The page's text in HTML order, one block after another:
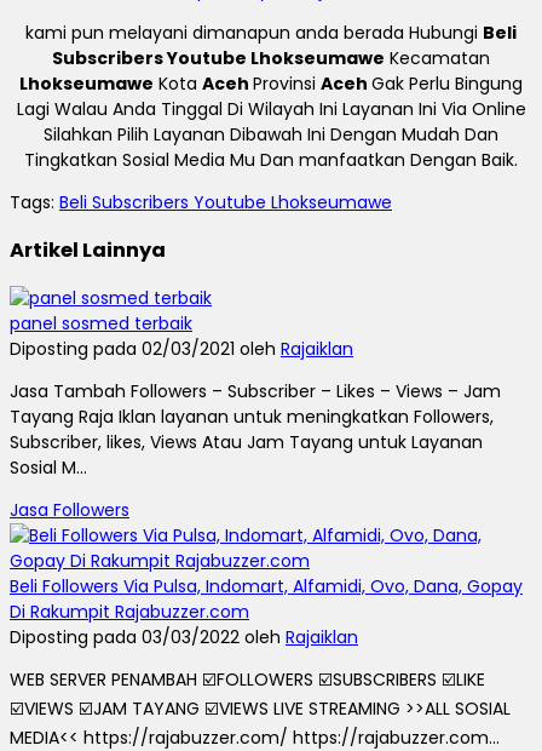
kami pun melayani dimanapun anda berada Hubungi Beli
Subscribers Youtube Lhokseumawe Kecamatan
Lhokseumawe Kota Aceh Provinsi Aceh Gak Perlu Bingung
Lagi Walau Anda Tinggal Di Wilayah Ini Layanan Ini Via Online
Silahkan Pilih Layanan Dibawah Ini Dengan Mudah Dan
Tingkatkan Sosial Media Mu Dan manfaatkan Dengan Baik.
Tags: Beli Subscribers Youtube Lhokseumawe
Artikel Lainnya
panel sosmed terbaik
Diposting pada 02/03/2021 oleh Rajaiklan
Jasa Tambah Followers – Subscriber – Likes – Views – Jam
Tayang Raja Iklan layanan untuk meningkatkan Followers,
Subscriber, likes, Views Atau Jam Tayang untuk Layanan
Sosial M...
Jasa Followers
Beli Followers Via Pulsa, Indomart, Alfamidi, Ovo, Dana, Gopay
Di Rakumpit Rajabuzzer.com
Diposting pada 03/03/2022 oleh Rajaiklan
WEB SERVER PENAMBAH ☑️FOLLOWERS ☑️SUBSCRIBERS ☑️LIKE
☑️VIEWS ☑️JAM TAYANG ☑️VIEWS LIVE STREAMING >>ALL SOSIAL
MEDIA<< https://rajabuzzer.com/ https://rajabuzzer.com...